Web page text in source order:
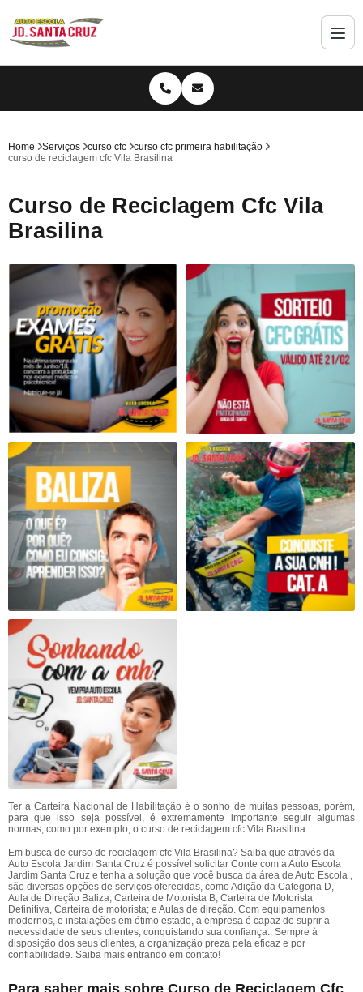
Home Serviços curso cfc
curso cfc primeira habilitação
curso de reciclagem cfc Vila Brasilina
Curso de Reciclagem Cfc Vila
Brasilina
Ter a Carteira Nacional de Habilitação é o sonho de muitas pessoas, porém,
para que isso seja possível, é extremamente importante seguir algumas
normas, como por exemplo, o curso de reciclagem cfc Vila Brasilina.
Em busca de curso de reciclagem cfc Vila Brasilina? Saiba que através da
Auto Escola Jardim Santa Cruz é possível solicitar Conte com a Auto Escola
Jardim Santa Cruz e tenha a solução que você busca da área de Auto Escola ,
são diversas opções de serviços oferecidas, como Adição da Categoria D,
Aula de Direção Baliza, Carteira de Motorista B, Carteira de Motorista
Definitiva, Carteira de motorista; e Aulas de direção. Com equipamentos
modernos, e instalações em ótimo estado, a empresa é capaz de suprir a
necessidade de seus clientes, conquistando sua confiança.. Sempre à
disposição dos seus clientes, a organização preza pela eficaz e por
confiabilidade. Saiba mais entrando em contato!
Para saber mais sobre Curso de Reciclagem Cfc